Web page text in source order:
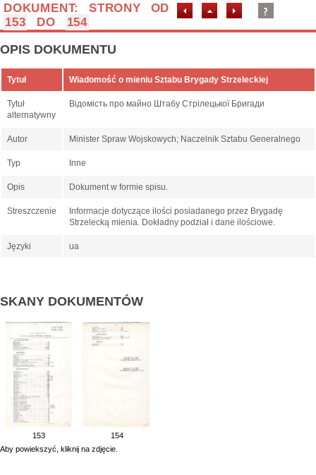
DOKUMENT: STRONY OD
153
DO 154
OPIS DOKUMENTU
Tytuł Wiadomość o mieniu Sztabu Brygady Strzeleckiej
Tytuł
alternatywny
Відомість про майно Штабу Стрілецької Бригади
Autor Minister Spraw Wojskowych; Naczelnik Sztabu Generalnego
Typ Inne
Opis Dokument w formie spisu.
Streszczenie
Informacje dotyczące ilości posiadanego przez Brygadę
Strzelecką mienia. Dokładny podział i dane ilościowe.
Języki ua
SKANY DOKUMENTÓW
153
154
Aby powiekszyć, kliknij na zdjęcie.